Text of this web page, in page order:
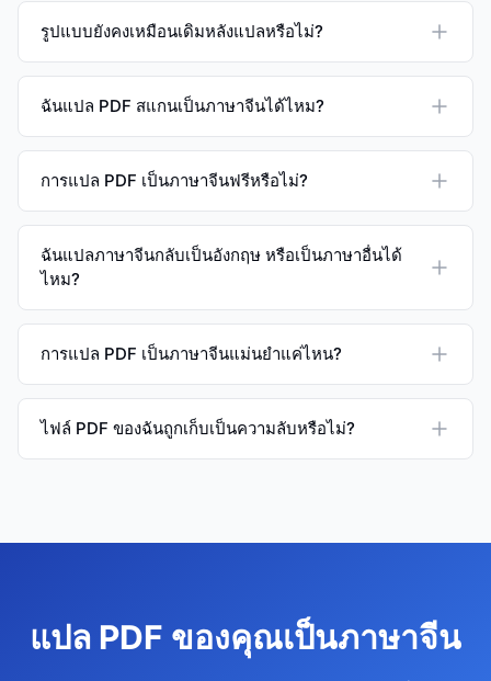
รูปแบบยังคงเหมือนเดิมหลังแปลหรือไม่?
ฉันแปล PDF สแกนเป็นภาษาจีนได้ไหม?
การแปล PDF เป็นภาษาจีนฟรีหรือไม่?
ฉันแปลภาษาจีนกลับเป็นอังกฤษ หรือเป็นภาษาอื่นได้
ไหม?
การแปล PDF เป็นภาษาจีนแม่นยำแค่ไหน?
ไฟล์ PDF ของฉันถูกเก็บเป็นความลับหรือไม่?
แปล PDF ของคุณเป็นภาษาจีน